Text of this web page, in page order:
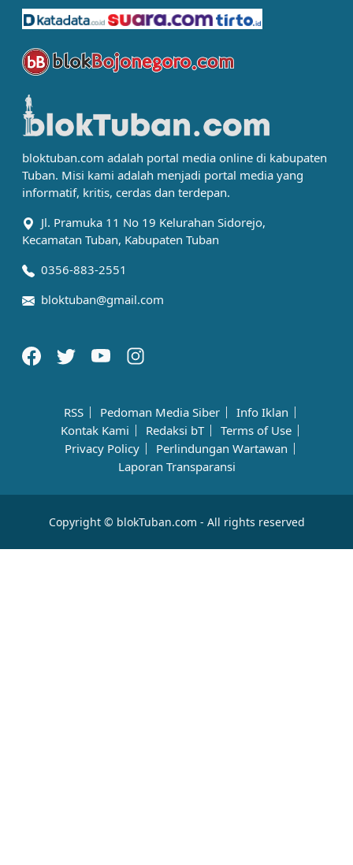
bloktuban.com adalah portal media online di kabupaten
Tuban. Misi kami adalah menjadi portal media yang
informatif, kritis, cerdas dan terdepan.
Jl. Pramuka 11 No 19 Kelurahan Sidorejo,
Kecamatan Tuban, Kabupaten Tuban
0356-883-2551
bloktuban@gmail.com
RSS Pedoman Media Siber
Info Iklan
Kontak Kami
Redaksi bT
Terms of Use
Privacy Policy
Perlindungan Wartawan
Laporan Transparansi
Copyright © blokTuban.com - All rights reserved